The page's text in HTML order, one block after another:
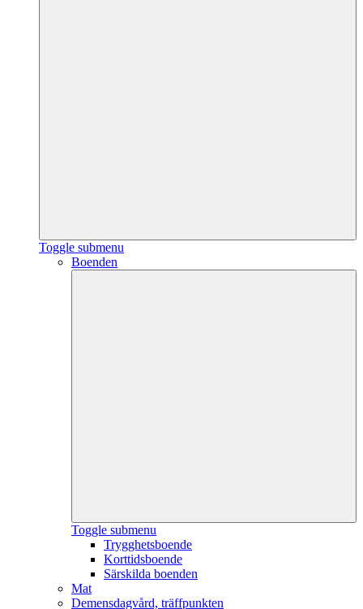
Toggle submenu
Boenden
Toggle submenu
Trygghetsboende
Korttidsboende
Särskilda boenden
Mat
Demensdagvård, träffpunkten